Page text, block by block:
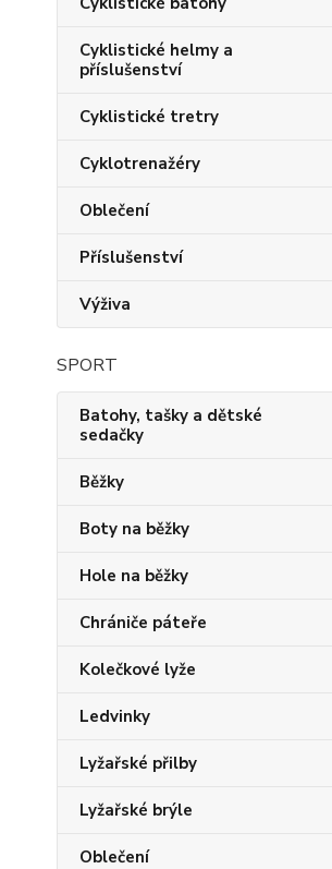
Cyklistické helmy a
příslušenství
Cyklistické tretry
Cyklotrenažéry
Oblečení
Příslušenství
Výživa
SPORT
Batohy, tašky a dětské
sedačky
Běžky
Boty na běžky
Hole na běžky
Chrániče páteře
Kolečkové lyže
Ledvinky
Lyžařské přilby
Lyžařské brýle
Oblečení